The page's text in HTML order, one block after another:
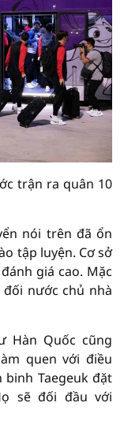
trận ra quân 10
nói trên đã ổn
tập luyện. Cơ sở
giá cao. Mặc
nước chủ nhà
Hàn Quốc cũng
quen với điều
binh Taegeuk đặt
sẽ đối đầu với